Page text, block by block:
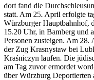
dort fand die
statt. Am 25. April erfolgte
Würzburger Hauptbahnhof,
15.20 Uhr, in Bamberg und
Personen zusteigen. Am
der Zug Krasnystaw bei
Kraśniczyn laufen. Die
am Tag zuvor ermordet
über Würzburg Deportierten